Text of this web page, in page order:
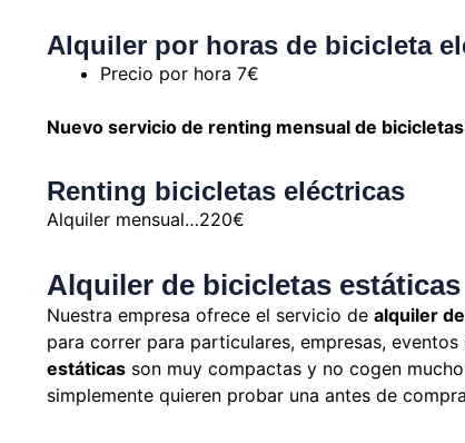
Alquiler por horas de bicicleta
Precio por hora 7€
Nuevo servicio de renting mensual de
Renting bicicletas eléctricas
Alquiler mensual…220€
Alquiler de bicicletas estáticas
Nuestra empresa ofrece el servicio de alquiler
para correr para particulares, empresas,
estáticas son muy compactas y no cogen
simplemente quieren probar una antes de